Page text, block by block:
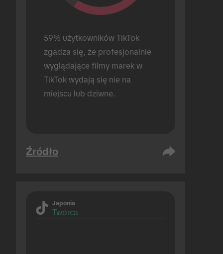
59% użytkowników TikTok
zgadza się, że profesjonalnie
wyglądające filmy marek w
TikTok wydają się nie na
miejscu lub dziwne.
Źródło
Japonia
Twórca